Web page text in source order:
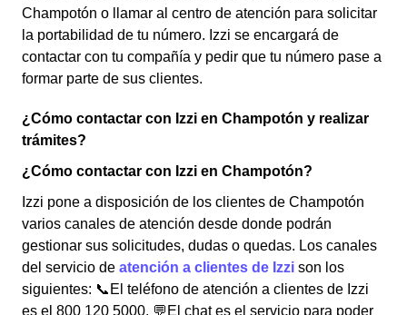
Champotón o llamar al centro de atención para solicitar
la portabilidad de tu número. Izzi se encargará de
contactar con tu compañía y pedir que tu número pase a
formar parte de sus clientes.
¿Cómo contactar con Izzi en Champotón y realizar
trámites?
¿Cómo contactar con Izzi en Champotón?
Izzi pone a disposición de los clientes de Champotón
varios canales de atención desde donde podrán
gestionar sus solicitudes, dudas o quedas. Los canales
del servicio de atención a clientes de Izzi son los
siguientes: 📞El teléfono de atención a clientes de Izzi
es el 800 120 5000. 💬El chat es el servicio para poder